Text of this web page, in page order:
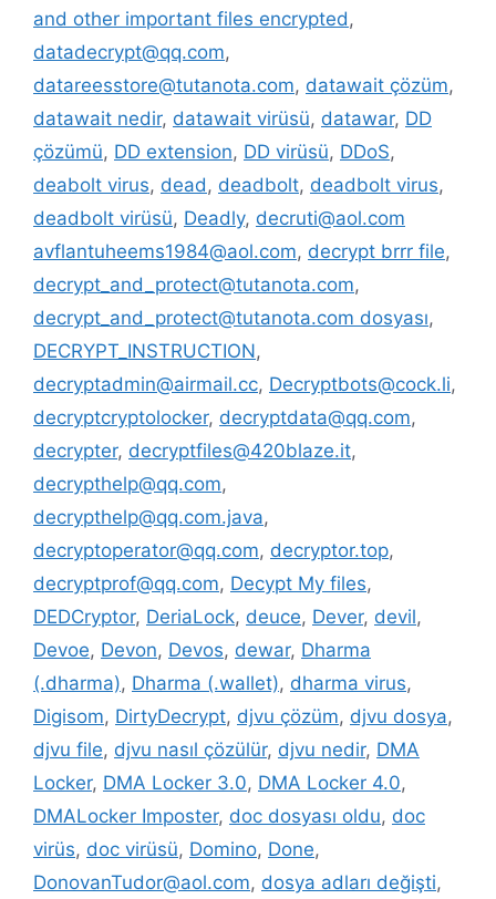
and other important files encrypted,
datadecrypt@qq.com,
datareesstore@tutanota.com, datawait çözüm,
datawait nedir, datawait virüsü, datawar, DD
çözümü, DD extension, DD virüsü, DDoS,
deabolt virus, dead, deadbolt, deadbolt virus,
deadbolt virüsü, Deadly, decruti@aol.com
avflantuheems1984@aol.com, decrypt brrr file,
decrypt_and_protect@tutanota.com,
decrypt_and_protect@tutanota.com dosyası,
DECRYPT_INSTRUCTION,
decryptadmin@airmail.cc, Decryptbots@cock.li,
decryptcryptolocker, decryptdata@qq.com,
decrypter, decryptfiles@420blaze.it,
decrypthelp@qq.com,
decrypthelp@qq.com.java,
decryptoperator@qq.com, decryptor.top,
decryptprof@qq.com, Decypt My files,
DEDCryptor, DeriaLock, deuce, Dever, devil,
Devoe, Devon, Devos, dewar, Dharma
(.dharma), Dharma (.wallet), dharma virus,
Digisom, DirtyDecrypt, djvu çözüm, djvu dosya,
djvu file, djvu nasıl çözülür, djvu nedir, DMA
Locker, DMA Locker 3.0, DMA Locker 4.0,
DMALocker Imposter, doc dosyası oldu, doc
virüs, doc virüsü, Domino, Done,
DonovanTudor@aol.com, dosya adları değişti,